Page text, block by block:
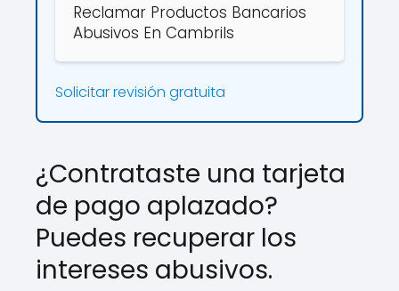
Reclamar Productos Bancarios
Abusivos En Cambrils
Solicitar revisión gratuita
¿Contrataste una tarjeta
de pago aplazado?
Puedes recuperar los
intereses abusivos.